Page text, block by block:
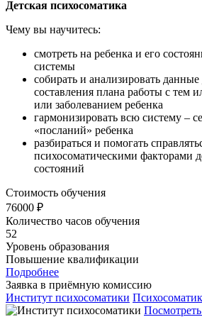
Детская психосоматика
Чему вы научитесь:
смотреть на ребенка и его
системы
собирать и анализировать
составления плана работы с тем
или заболеванием ребенка
гармонизировать всю систему –
«посланий» ребенка
разбираться и помогать
психосоматическими факторами
состояний
Стоимость обучения
76000 ₽
Количество часов обучения
52
Уровень образования
Повышение квалификации
Подробнее
Заявка в приёмную комиссию
Институт психосоматики